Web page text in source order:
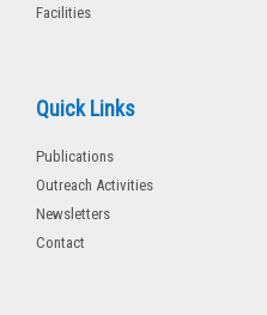
Facilities
Quick Links
Publications
Outreach Activities
Newsletters
Contact